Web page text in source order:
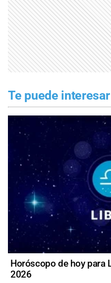
Te puede interesar
Horóscopo de hoy para
2026